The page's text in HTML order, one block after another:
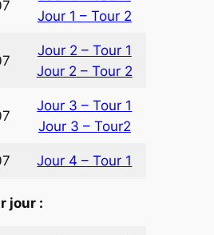
Jour 1 – Tour 2
Jour 2 – Tour 1
Jour 2 – Tour 2
Jour 3 – Tour 1
Jour 3 – Tour2
Jour 4 – Tour 1
jour :